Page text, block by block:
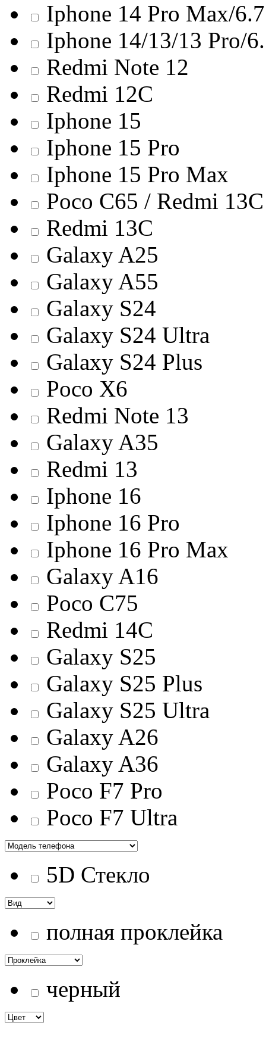
Iphone 14 Pro Max/6.7
Iphone 14/13/13 Pro/
Redmi Note 12
Redmi 12С
Iphone 15
Iphone 15 Pro
Iphone 15 Pro Max
Poco C65 / Redmi 13C
Redmi 13С
Galaxy A25
Galaxy A55
Galaxy S24
Galaxy S24 Ultra
Galaxy S24 Plus
Poco X6
Redmi Note 13
Galaxy A35
Redmi 13
Iphone 16
Iphone 16 Pro
Iphone 16 Pro Max
Galaxy A16
Poco C75
Redmi 14С
Galaxy S25
Galaxy S25 Plus
Galaxy S25 Ultra
Galaxy A26
Galaxy A36
Poco F7 Pro
Poco F7 Ultra
5D Стекло
полная проклейка
черный